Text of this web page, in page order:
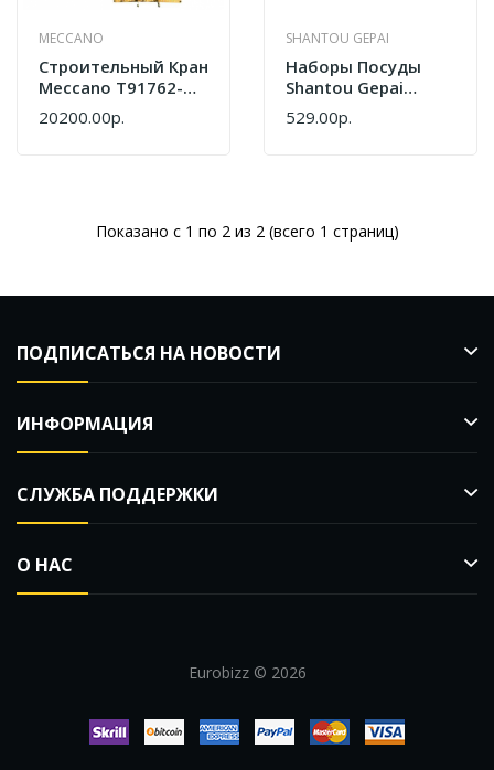
MECCANO
Cтроительный Кран
Meccano T91762-
002
20200.00р.
SHANTOU GEPAI
Наборы Посуды
Shantou Gepai
Кухонной И Аксесс.,
Кор. B2011-3
529.00р.
Показано с 1 по 2 из 2 (всего 1 страниц)
ПОДПИСАТЬСЯ НА НОВОСТИ
ИНФОРМАЦИЯ
СЛУЖБА ПОДДЕРЖКИ
О НАС
Eurobizz © 2026